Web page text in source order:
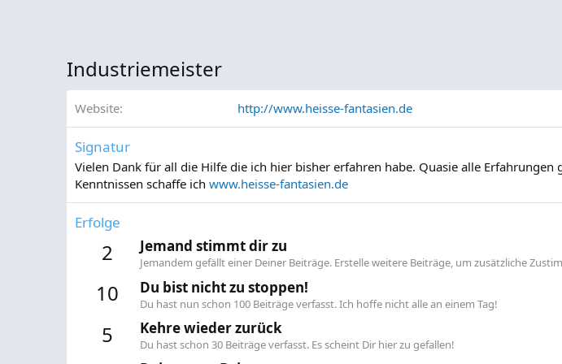
Industriemeister
Website http://www.heisse-fantasien.de
Signatur
Vielen Dank für all die Hilfe die ich hier bisher erfahren habe. Quasie alle
Kenntnissen schaffe ich www.heisse-fantasien.de
Erfolge
2 Jemand stimmt dir zu
Jemandem gefällt einer Deiner Beiträge. Erstelle weitere Beiträge, um zusätzliche
10 Du bist nicht zu stoppen!
Du hast nun schon 100 Beiträge verfasst. Ich hoffe nicht alle an einem Tag!
5 Kehre wieder zurück
Du hast schon 30 Beiträge verfasst. Es scheint Dir hier zu gefallen!